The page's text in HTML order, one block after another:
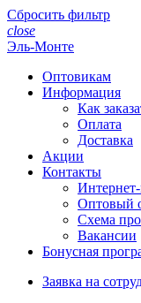
Сбросить фильтр
close
Эль-Монте
Оптовикам
Информация
Как
Оплата
Доставка
Акции
Контакты
Оптовый
Схема
Вакансии
Бонусная
Заявка на